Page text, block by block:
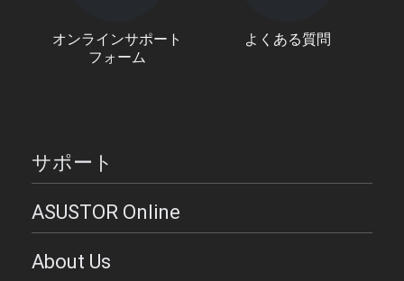
オンラインサポート
フォーム
よくある質問
サポート
ASUSTOR Online
About Us